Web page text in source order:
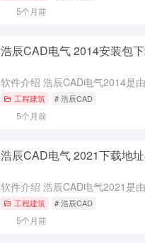
5个月前
浩辰CAD电气 2014安装包
工程建筑 # 浩辰CAD
5个月前
浩辰CAD电气 2021下载地
工程建筑 # 浩辰CAD
5个月前